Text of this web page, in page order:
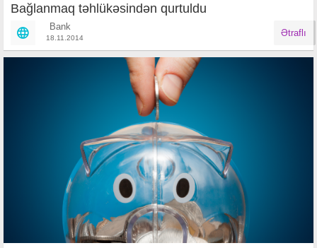
Bağlanmaq təhlükəsindən qurtuldu
Bank
18.11.2014 Ətraflı